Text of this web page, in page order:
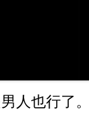
人也行了。